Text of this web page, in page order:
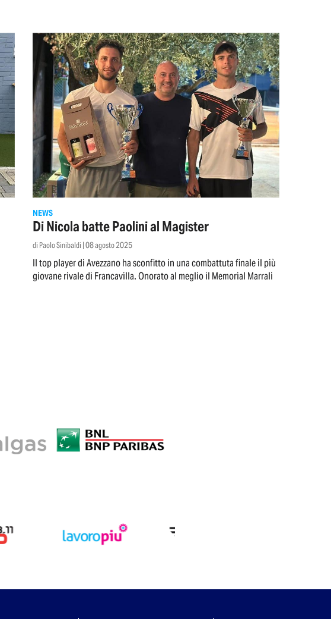
NEWS
Di Nicola batte Paolini al Magister
di Paolo Sinibaldi | 08 agosto 2025
Il top player di Avezzano ha sconfitto in una combattuta finale il più
giovane rivale di Francavilla. Onorato al meglio il Memorial Marrali